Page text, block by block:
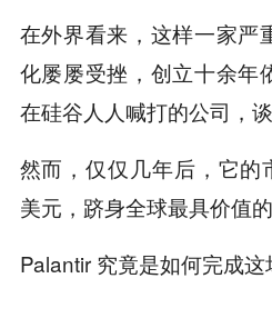
在外界看来，这样一家严
化屡屡受挫，创立十余年
在硅谷人人喊打的公司，
然而，仅仅几年后，它
美元，跻身全球最具价值
Palantir 究竟是如何完成这